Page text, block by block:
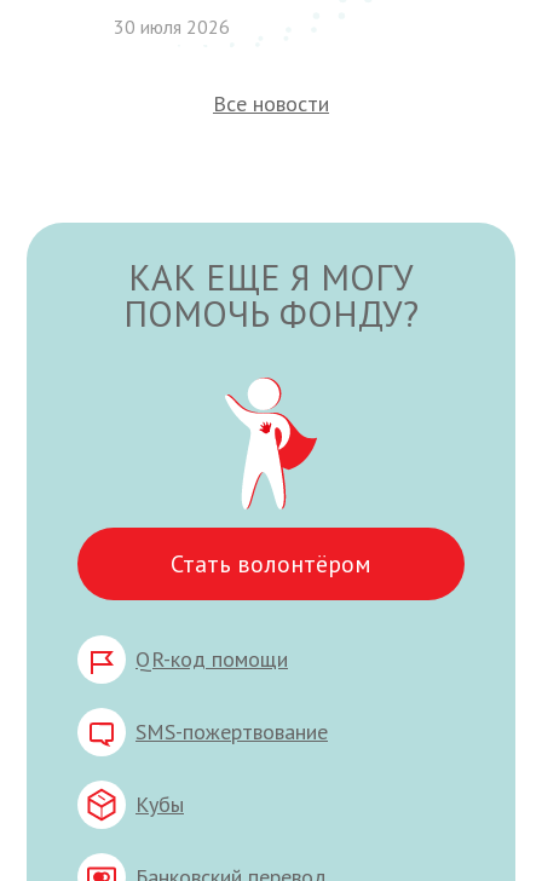
30 июля 2026
Все новости
КАК ЕЩЕ Я МОГУ
ПОМОЧЬ ФОНДУ?
Стать волонтёром
QR-код помощи
SMS-пожертвование
Кубы